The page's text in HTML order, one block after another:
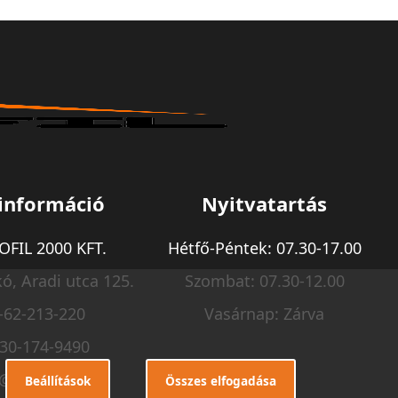
2000 KFT.
Aradi utca 125.
62-213-220
174-9490
profil.hu
Nyitvatartás
Hétfő-Péntek: 07.30-17.00
Szombat: 07.30-12.00
Vasárnap: Zárva
Beállítások Összes elfogadása